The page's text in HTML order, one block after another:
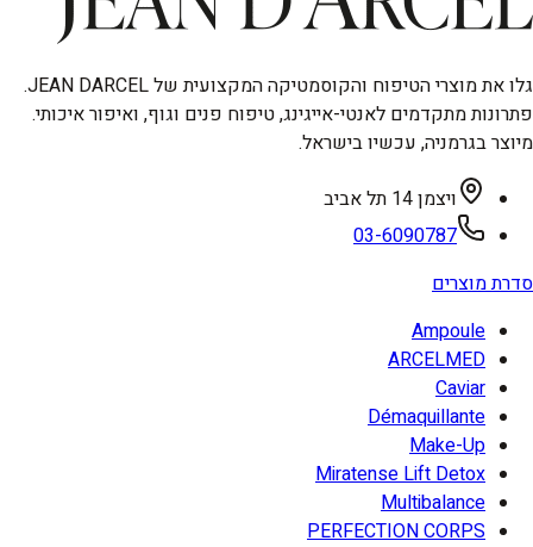
גלו את מוצרי הטיפוח והקוסמטיקה המקצועית של JEAN DARCEL.
פתרונות מתקדמים לאנטי-אייגינג, טיפוח פנים וגוף, ואיפור איכותי.
מיוצר בגרמניה, עכשיו בישראל.
ויצמן 14 תל אביב
03-6090787
סדרת מוצרים
Ampoule
ARCELMED
Caviar
Démaquillante
Make-Up
Miratense Lift Detox
Multibalance
PERFECTION CORPS